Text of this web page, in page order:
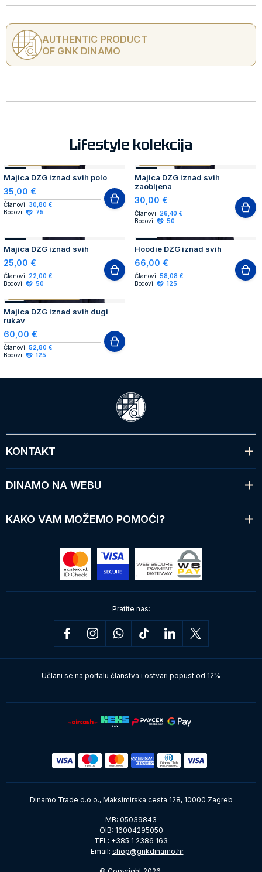
AUTHENTIC PRODUCT
OF GNK DINAMO
Lifestyle kolekcija
NOVO
Majica DZG iznad svih polo
35,00 €
Članovi: 30,80 €
Bodovi:
75
NOVO
Majica DZG iznad svih
zaobljena
30,00 €
Članovi: 26,40 €
Bodovi:
50
NOVO
Majica DZG iznad svih
25,00 €
Članovi: 22,00 €
Bodovi:
50
NOVO
Hoodie DZG iznad svih
66,00 €
Članovi: 58,08 €
Bodovi:
125
NOVO
Majica DZG iznad svih dugi
rukav
60,00 €
Članovi: 52,80 €
Bodovi:
125
KONTAKT
DINAMO NA WEBU
KAKO VAM MOŽEMO POMOĆI?
Pratite nas:
Učlani se na portalu članstva i ostvari popust od 12%
Dinamo Trade d.o.o., Maksimirska cesta 128, 10000 Zagreb
MB: 05039843
OIB: 16004295050
TEL: +385 1 2386 163
Email: shop@gnkdinamo.hr